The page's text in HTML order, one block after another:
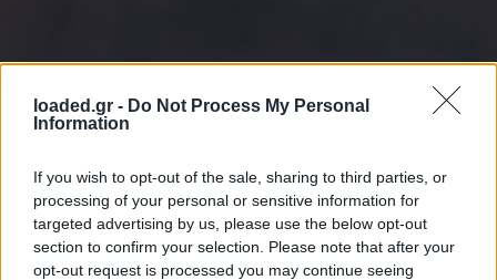
loaded.gr - Do Not Process My Personal
Information
If you wish to opt-out of the sale, sharing to third parties, or
processing of your personal or sensitive information for
targeted advertising by us, please use the below opt-out
section to confirm your selection. Please note that after your
opt-out request is processed you may continue seeing